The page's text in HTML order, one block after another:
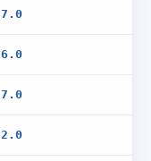
7.0
6.0
7.0
2.0